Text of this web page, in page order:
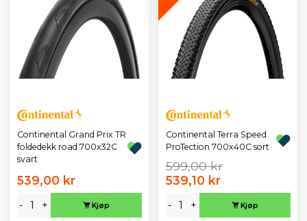
Continental Grand Prix TR
foldedekk road 700x32C
svart
539,00 kr
- + Kjøp
Continental Terra Speed
ProTection 700x40C sort
599,00 kr
539,10 kr
- + Kjøp